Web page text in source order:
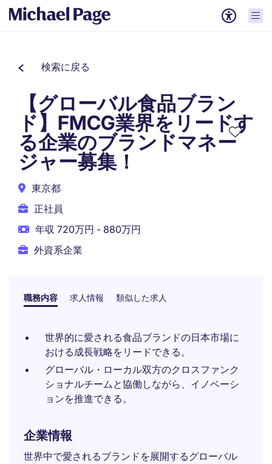
検索に戻る
【グローバル食品ブラン
ド】FMCG業界をリードす
る企業のブランドマネー
ジャー募集！
東京都
正社員
年収 720万円 - 880万円
外資系企業
職務内容 求人情報 類似した求人
世界的に愛される食品ブランドの日本市場に
おける成長戦略をリードできる。
グローバル・ローカル双方のクロスファンク
ショナルチームと協働しながら、イノベーシ
ョンを推進できる。
企業情報
世界中で愛されるブランドを展開するグローバル